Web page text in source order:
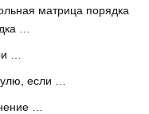
матрица порядка
…
…
если …
…